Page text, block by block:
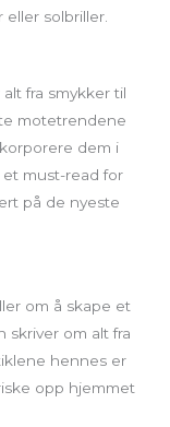
solbriller.
fra smykker til
motetrendene
dem i
must-read for
på de nyeste
om å skape et
skriver om alt fra
hennes er
opp hjemmet